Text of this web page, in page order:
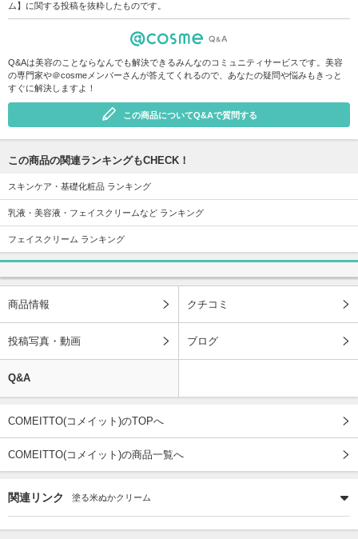
ム】に関する投稿を抜粋したものです。
Q&Aは美容のことならなんでも解決できるみんなのコミュニティサービスです。美容
の専門家や＠cosmeメンバーさんが答えてくれるので、あなたの疑問や悩みもきっと
すぐに解決しますよ！
この商品についてQ&Aで質問する
この商品の関連ランキングもCHECK！
スキンケア・基礎化粧品 ランキング
乳液・美容液・フェイスクリームなど ランキング
フェイスクリーム ランキング
商品情報 クチコミ
投稿写真・動画 ブログ
Q&A
COMEITTO(コメイット)のTOPへ
COMEITTO(コメイット)の商品一覧へ
関連リンク 塗る米ぬかクリーム